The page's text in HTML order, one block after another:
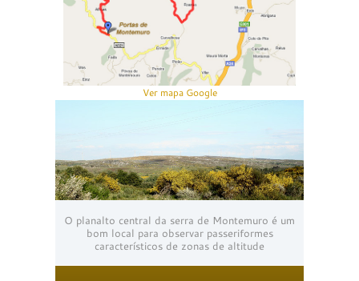
Ver mapa Google
O planalto central da serra de Montemuro é um
bom local para observar passeriformes
característicos de zonas de altitude